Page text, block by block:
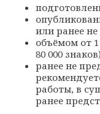
или ранее
объёмом от
80 000
ранее не
работы, в
ранее